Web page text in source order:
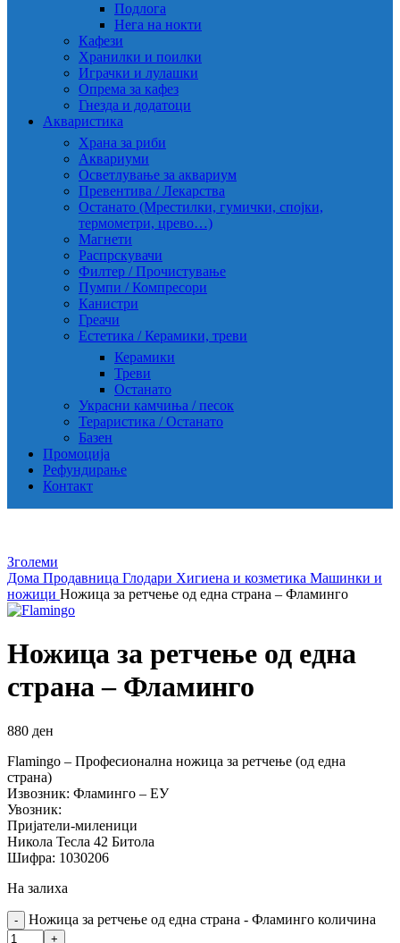
Подлога
Нега на нокти
Кафези
Хранилки и поилки
Играчки и лулашки
Опрема за кафез
Гнезда и додатоци
Акваристика
Храна за риби
Аквариуми
Осветлување за аквариум
Превентива / Лекарства
Останато (Мрестилки, гумички, спојки,
термометри, црево…)
Магнети
Распрскувачи
Филтер / Прочистување
Пумпи / Компресори
Канистри
Греачи
Естетика / Керамики, треви
Керамики
Треви
Останато
Украсни камчиња / песок
Тераристика / Останато
Базен
Промоција
Рефундирање
Контакт
Зголеми
Дома Продавница Глодари Хигиена и козметика Машинки и
ножици Ножица за ретчење од една страна – Фламинго
Ножица за ретчење од една
страна – Фламинго
880 ден
Flamingo – Професионална ножица за ретчење (од една
страна)
Извозник: Фламинго – ЕУ
Увозник:
Пријатели-миленици
Никола Тесла 42 Битола
Шифра: 1030206
На залиха
Ножица за ретчење од една страна - Фламинго количина